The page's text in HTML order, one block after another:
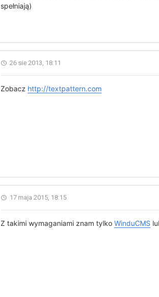
spełniają)
26 sie 2013, 18:11
Zobacz http://textpattern.com
17 maja 2015, 18:15
Z takimi wymaganiami znam tylko WinduCMS